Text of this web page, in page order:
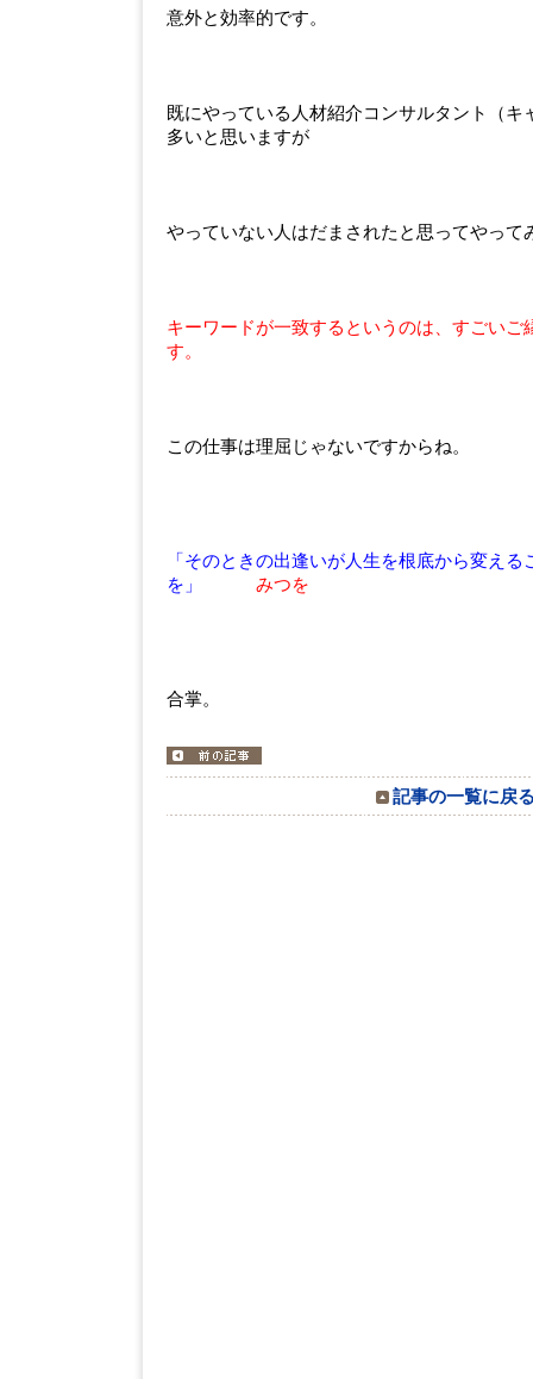
意外と効率的です。
既にやっている人材紹介コンサルタント（キ
多いと思いますが
やっていない人はだまされたと思ってやって
キーワードが一致するというのは、すごいご
す。
この仕事は理屈じゃないですからね。
「そのときの出逢いが人生を根底から変え
を」
みつを
合掌。
記事の一覧に戻